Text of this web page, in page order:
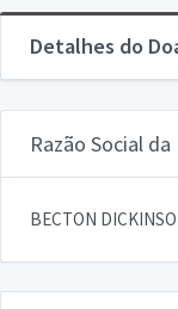
Detalhes do
Razão Social
BECTON